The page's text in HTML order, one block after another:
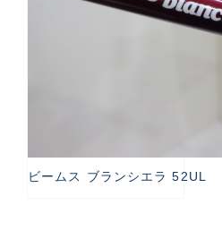
ビームス ブランシエラ 52UL